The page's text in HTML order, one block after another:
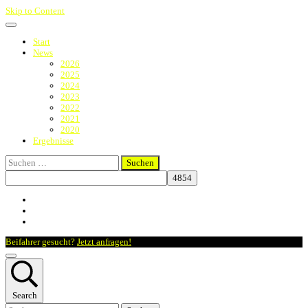
Skip to Content
Start
News
2026
2025
2024
2023
2022
2021
2020
Ergebnisse
Suchen
nach:
Beifahrer gesucht? Jetzt anfragen!
Search